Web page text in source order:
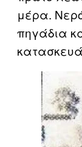
μέρα.
πηγάδια